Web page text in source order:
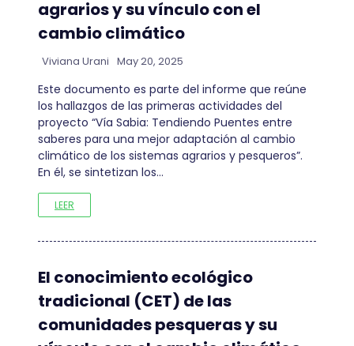
agrarios y su vínculo con el
cambio climático
Viviana Urani May 20, 2025
Este documento es parte del informe que reúne
los hallazgos de las primeras actividades del
proyecto “Vía Sabia: Tendiendo Puentes entre
saberes para una mejor adaptación al cambio
climático de los sistemas agrarios y pesqueros”.
En él, se sintetizan los…
LEER
El conocimiento ecológico
tradicional (CET) de las
comunidades pesqueras y su